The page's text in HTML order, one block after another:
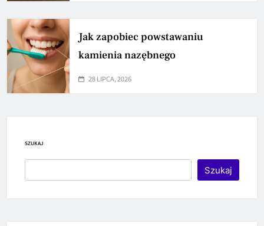
Jak zapobiec powstawaniu
kamienia nazębnego
28 LIPCA, 2026
SZUKAJ
Szukaj